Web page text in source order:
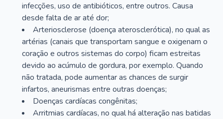
infecções, uso de antibióticos, entre outros. Causa
desde falta de ar até dor;
Arteriosclerose (doença aterosclerótica), no qual as
artérias (canais que transportam sangue e oxigenam o
coração e outros sistemas do corpo) ficam estreitas
devido ao acúmulo de gordura, por exemplo. Quando
não tratada, pode aumentar as chances de surgir
infartos, aneurismas entre outras doenças;
Doenças cardíacas congênitas;
Arritmias cardíacas, no qual há alteração nas batidas